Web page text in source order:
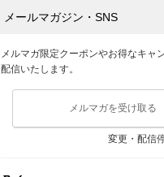
メールマガジン・SNS
メルマガ限定クーポンやお得なキャ
配信いたします。
メルマガを受け取る
変更・配信